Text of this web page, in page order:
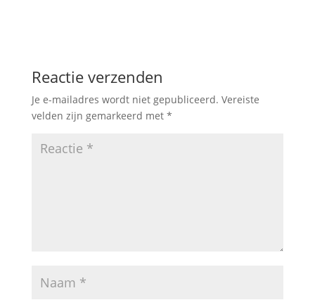
Reactie verzenden
Je e-mailadres wordt niet gepubliceerd. Vereiste
velden zijn gemarkeerd met *